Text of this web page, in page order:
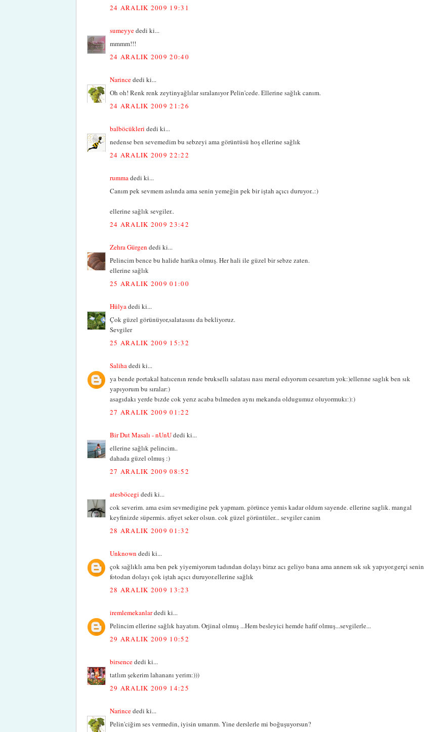
24 ARALIK 2009 19:31
sumeyyededi ki...
mmmm!!!
24 ARALIK 2009 20:40
Narincededi ki...
Oh oh! Renk renk zeytinyağlılar sıralanıyor Pelin'cede. Ellerine sağlık canım.
24 ARALIK 2009 21:26
balböcükleri dedi ki...
nedense ben sevemedim bu sebzeyi ama görüntüsü hoş ellerine sağlık
24 ARALIK 2009 22:22
rumma dedi ki...
Canım pek sevmem aslında ama senin yemeğin pek bir iştah açıcı duruyor..:)
ellerine sağlık sevgiler..
24 ARALIK 2009 23:42
Zehra Gürgen dedi ki...
Pelincim bence bu halide harika olmuş. Her hali ile güzel bir sebze zaten.
ellerine sağlık
25 ARALIK 2009 01:00
Hülya dedi ki...
Çok güzel görünüyor,salatasını da bekliyoruz.
Sevgiler
25 ARALIK 2009 15:32
Saliha dedi ki...
ya bende portakal hatıcenın rende bruksellı salatası nası meral edıyorum cesaretım yok:)ellerıne saglık ben sık
yapıyorum bu sıralar:)
asagıdakı yerde bızde cok yerız acaba bılmeden aynı mekanda oldugumuz oluyormukı:):)
27 ARALIK 2009 01:22
Bir Dut Masalı - nUnUdedi ki...
ellerine sağlık pelincim..
dahada güzel olmuş :)
27 ARALIK 2009 08:52
atesböcegi dedi ki...
cok severim. ama esim sevmedigine pek yapmam. görünce yemis kadar oldum sayende. ellerine saglik. mangal
keyfinizde süpermis. afiyet seker olsun. cok güzel görüntüler... sevgiler canim
28 ARALIK 2009 01:32
Unknown dedi ki...
çok sağlıklı ama ben pek yiyemiyorum tadından dolayı biraz acı geliyo bana ama annem sık sık yapıyor.gerçi senin
fotodan dolayı çok iştah açıcı duruyor.ellerine sağlık
28 ARALIK 2009 13:23
iremlemekanlardedi ki...
Pelincim ellerine sağlık hayatım. Orjinal olmuş ...Hem besleyici hemde hafif olmuş...sevgilerle...
29 ARALIK 2009 10:52
birsencededi ki...
tatlım şekerim lahananı yerim:)))
29 ARALIK 2009 14:25
Narincededi ki...
Pelin'ciğim ses vermedin, iyisin umarım. Yine derslerle mi boğuşuyorsun?